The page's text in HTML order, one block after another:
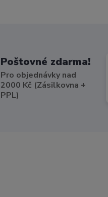
Poštovné zdarma!
Pro objednávky nad
2000 Kč (Zásilkovna +
PPL)